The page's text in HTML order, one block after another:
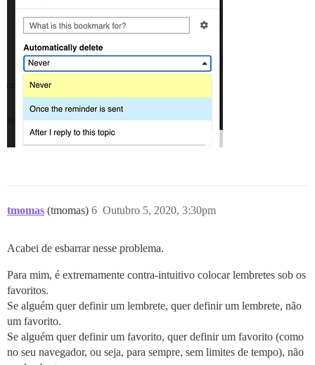
tmomas (tmomas) Outubro 5, 2020, 3:30pm
6
Acabei de esbarrar nesse problema.
Para mim, é extremamente contra-intuitivo colocar lembretes sob os
favoritos.
Se alguém quer definir um lembrete, quer definir um lembrete, não
um favorito.
Se alguém quer definir um favorito, quer definir um favorito (como
no seu navegador, ou seja, para sempre, sem limites de tempo), não